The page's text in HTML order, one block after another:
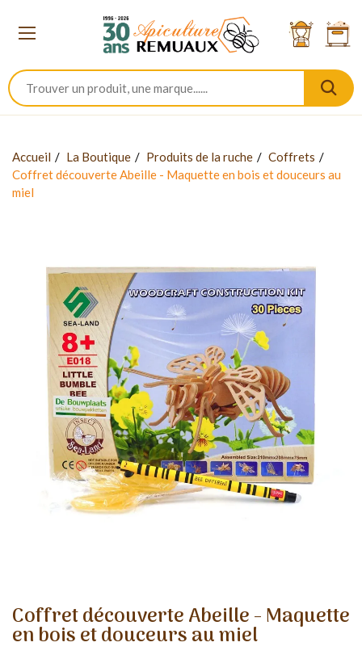
Accueil La Boutique Produits de la ruche
Coffrets
Coffret découverte Abeille - Maquette en bois et douceurs au
miel
Coffret découverte Abeille - Maquette
en bois et douceurs au miel